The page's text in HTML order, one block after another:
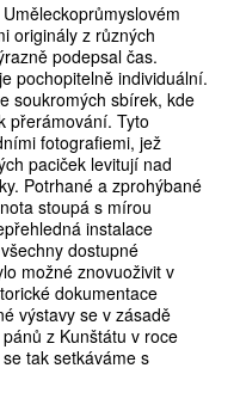
originály z různých
podepsal čas.
pochopitelně individuální.
soukromých sbírek, kde
přerámování. Tyto
fotografiemi, jež
paciček levitují nad
Potrhané a zprohýbané
stoupá s mírou
instalace
dostupné
možné znovuoživit v
dokumentace
výstavy se v zásadě
z Kunštátu v roce
tak setkáváme s